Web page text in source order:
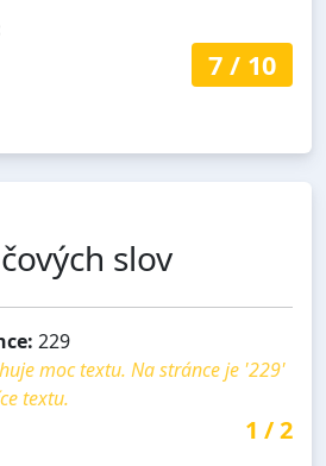
7/ 10
slov
229
moc textu. Na stránce je '229'
textu.
1 /2